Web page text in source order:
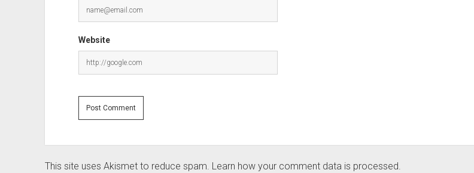
Website
This site uses Akismet to reduce spam. Learn how your comment data is processed.